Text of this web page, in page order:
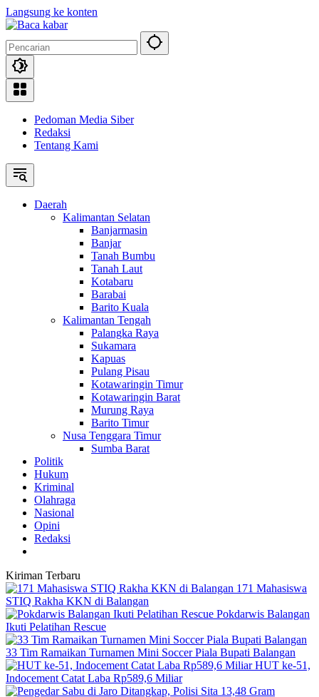
Langsung ke konten
Pedoman Media Siber
Redaksi
Tentang Kami
Daerah
Kalimantan Selatan
Banjarmasin
Banjar
Tanah Bumbu
Tanah Laut
Kotabaru
Barabai
Barito Kuala
Kalimantan Tengah
Palangka Raya
Sukamara
Kapuas
Pulang Pisau
Kotawaringin Timur
Kotawaringin Barat
Murung Raya
Barito Timur
Nusa Tenggara Timur
Sumba Barat
Politik
Hukum
Kriminal
Olahraga
Nasional
Opini
Redaksi
Kiriman Terbaru
171 Mahasiswa
STIQ Rakha KKN di Balangan
Pokdarwis Balangan
Ikuti Pelatihan Rescue
33 Tim Ramaikan Turnamen Mini Soccer Piala Bupati Balangan
HUT ke-51,
Indocement Catat Laba Rp589,6 Miliar